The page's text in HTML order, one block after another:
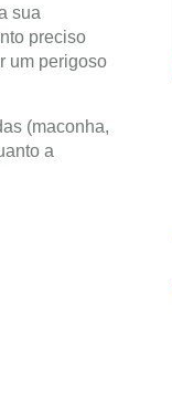
sua
preciso
um perigoso
(maconha,
a